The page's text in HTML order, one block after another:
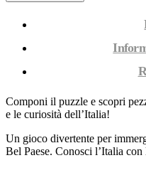
Componi il puzzle e scopri
e le curiosità dell’Italia!
Un gioco divertente per
Bel Paese. Conosci l’Italia